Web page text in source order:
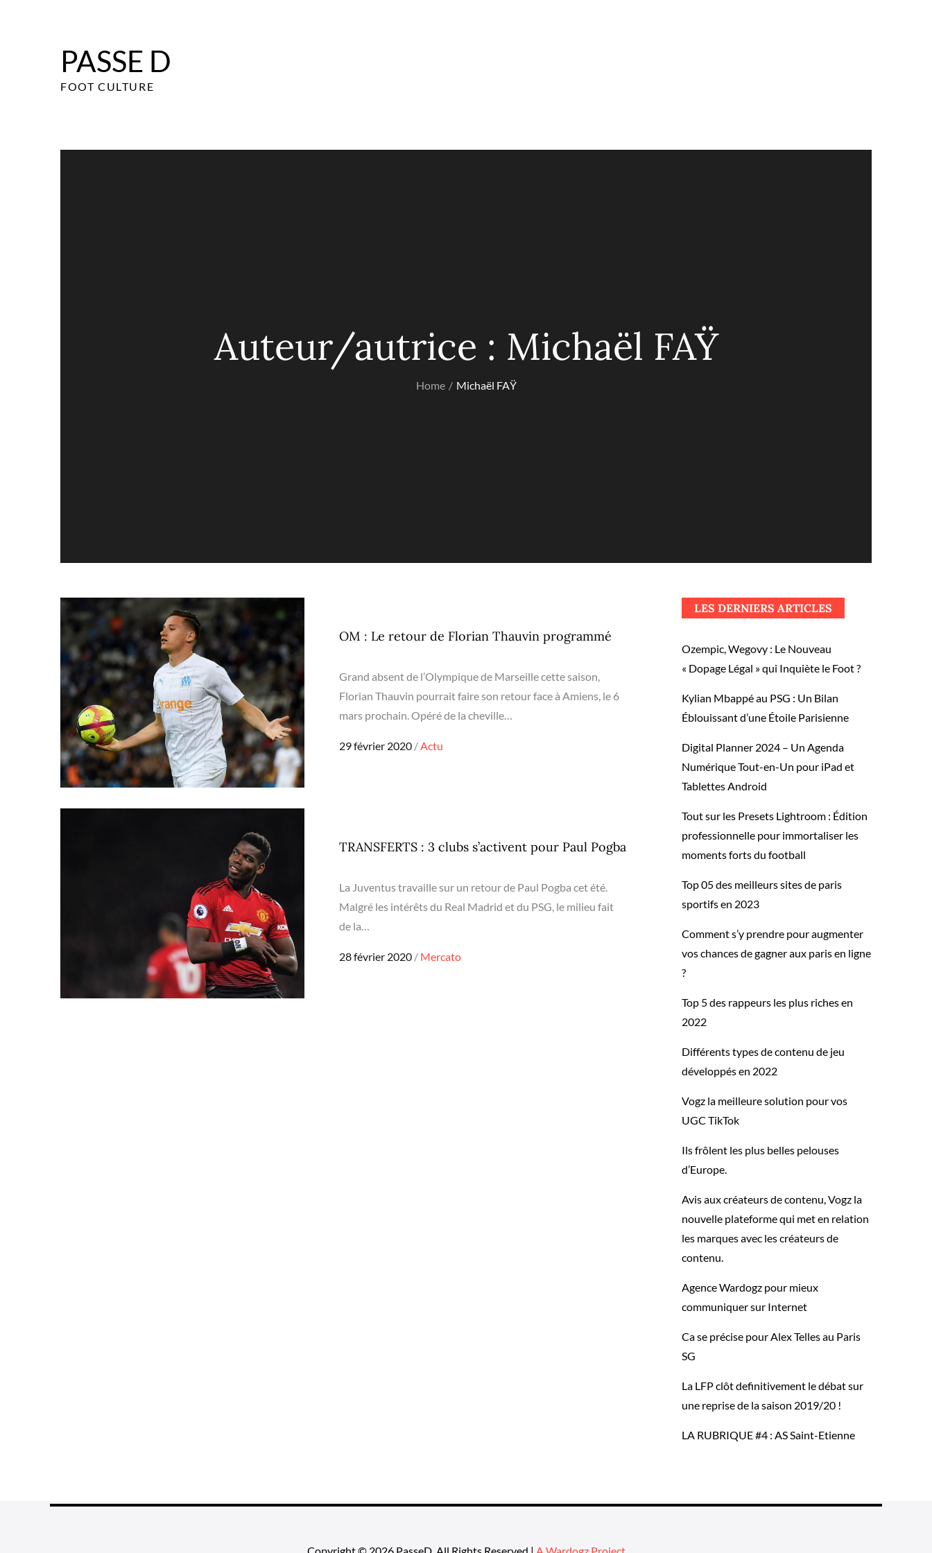
PASSE D
FOOT CULTURE
Auteur/autrice : Michaël FAŸ
Home Michaël FAŸ
OM : Le retour de Florian Thauvin programmé
Grand absent de l’Olympique de Marseille cette saison,
Florian Thauvin pourrait faire son retour face à Amiens, le 6
mars prochain. Opéré de la cheville…
Posted
29 février 2020 Actu
TRANSFERTS : 3 clubs s’activent pour Paul Pogba
La Juventus travaille sur un retour de Paul Pogba cet été.
Malgré les intérêts du Real Madrid et du PSG, le milieu fait
de la…
Posted
28 février 2020 Mercato
LES DERNIERS ARTICLES
Ozempic, Wegovy : Le Nouveau
« Dopage Légal » qui Inquiète le Foot ?
Kylian Mbappé au PSG : Un Bilan
Éblouissant d’une Étoile Parisienne
Digital Planner 2024 – Un Agenda
Numérique Tout-en-Un pour iPad et
Tablettes Android
Tout sur les Presets Lightroom : Édition
professionnelle pour immortaliser les
moments forts du football
Top 05 des meilleurs sites de paris
sportifs en 2023
Comment s’y prendre pour augmenter
vos chances de gagner aux paris en ligne
?
Top 5 des rappeurs les plus riches en
2022
Différents types de contenu de jeu
développés en 2022
Vogz la meilleure solution pour vos
UGC TikTok
Ils frôlent les plus belles pelouses
d’Europe.
Avis aux créateurs de contenu, Vogz la
nouvelle plateforme qui met en relation
les marques avec les créateurs de
contenu.
Agence Wardogz pour mieux
communiquer sur Internet
Ca se précise pour Alex Telles au Paris
SG
La LFP clôt definitivement le débat sur
une reprise de la saison 2019/20 !
LA RUBRIQUE #4 : AS Saint-Etienne